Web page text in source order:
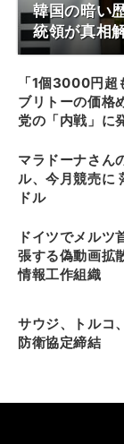
韓国の暗い
統領が真相
「1個3000円超
ブリトーの価格
党の「内戦」に
マラドーナさん
ル、今月競売に
ドル
ドイツでメルツ
張する偽動画拡
情報工作組織
サウジ、トルコ
防衛協定締結